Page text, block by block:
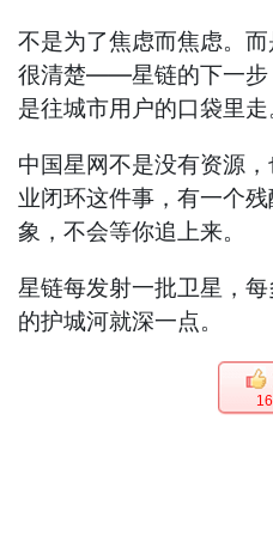
不是为了焦虑而焦虑。
很清楚——星链的下一步
是往城市用户的口袋里走
中国星网不是没有资源
业闭环这件事，有一个
象，不会等你追上来。
星链每发射一批卫星，
的护城河就深一点。